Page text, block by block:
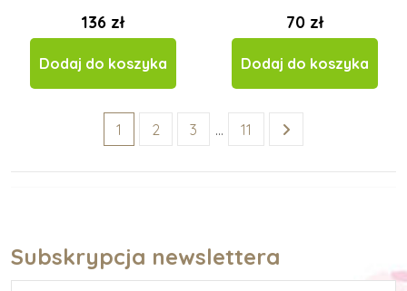
136 zł
Dodaj do koszyka
70 zł
Dodaj do koszyka
1 2 3 … 11
Subskrypcja newslettera